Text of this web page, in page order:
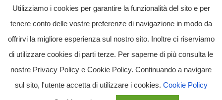
Tv Multimidia Srl - Via Giulio Natta, SNC, 80126, Napoli (NA).
Utilizziamo i cookies per garantire la funzionalità del sito e per
tenere conto delle vostre preferenze di navigazione in modo da
offrirvi la migliore esperienza sul nostro sito. Inoltre ci riserviamo
di utilizzare cookies di parti terze. Per saperne di più consulta le
nostre Privacy Policy e Cookie Policy. Continuando a navigare
sul sito, l'utente accetta di utilizzare i cookies. Cookie Policy